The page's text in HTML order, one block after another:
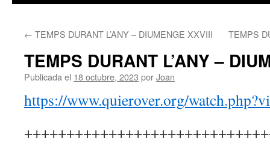
← TEMPS DURANT L’ANY – DIUMENGE XXVIII TEMPS
TEMPS DURANT L’ANY –
Publicada el 18 octubre, 2023 porJoan
https://www.quierover.org/